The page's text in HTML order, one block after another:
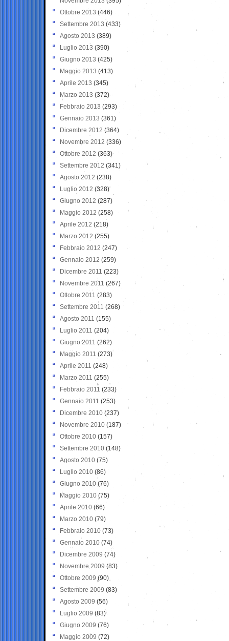
Ottobre 2013 (446)
Settembre 2013 (433)
Agosto 2013 (389)
Luglio 2013 (390)
Giugno 2013 (425)
Maggio 2013 (413)
Aprile 2013 (345)
Marzo 2013 (372)
Febbraio 2013 (293)
Gennaio 2013 (361)
Dicembre 2012 (364)
Novembre 2012 (336)
Ottobre 2012 (363)
Settembre 2012 (341)
Agosto 2012 (238)
Luglio 2012 (328)
Giugno 2012 (287)
Maggio 2012 (258)
Aprile 2012 (218)
Marzo 2012 (255)
Febbraio 2012 (247)
Gennaio 2012 (259)
Dicembre 2011 (223)
Novembre 2011 (267)
Ottobre 2011 (283)
Settembre 2011 (268)
Agosto 2011 (155)
Luglio 2011 (204)
Giugno 2011 (262)
Maggio 2011 (273)
Aprile 2011 (248)
Marzo 2011 (255)
Febbraio 2011 (233)
Gennaio 2011 (253)
Dicembre 2010 (237)
Novembre 2010 (187)
Ottobre 2010 (157)
Settembre 2010 (148)
Agosto 2010 (75)
Luglio 2010 (86)
Giugno 2010 (76)
Maggio 2010 (75)
Aprile 2010 (66)
Marzo 2010 (79)
Febbraio 2010 (73)
Gennaio 2010 (74)
Dicembre 2009 (74)
Novembre 2009 (83)
Ottobre 2009 (90)
Settembre 2009 (83)
Agosto 2009 (56)
Luglio 2009 (83)
Giugno 2009 (76)
Maggio 2009 (72)